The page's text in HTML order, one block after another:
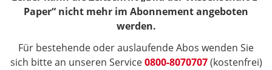
Paper“ nicht mehr im Abonnement angeboten
werden.
Für bestehende oder auslaufende Abos wenden Sie
sich bitte an unseren Service0800-8070707 (kostenfrei)